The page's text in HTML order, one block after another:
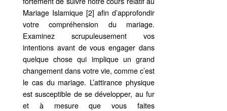
Mariage Islamique [2] afin d’approfondir
votre compréhension du mariage.
Examinez scrupuleusement vos
intentions avant de vous engager dans
quelque chose qui implique un grand
changement dans votre vie, comme c’est
le cas du mariage. L’attirance physique
est susceptible de se développer, au fur
et à mesure que vous faites